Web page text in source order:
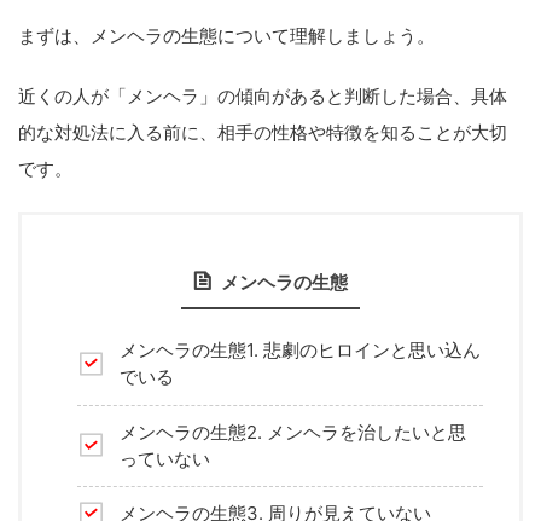
まずは、メンヘラの生態について理解しましょう。
近くの人が「メンヘラ」の傾向があると判断した場合、具体
的な対処法に入る前に、相手の性格や特徴を知ることが大切
です。
メンヘラの生態
メンヘラの生態1. 悲劇のヒロインと思い込ん
でいる
メンヘラの生態2. メンヘラを治したいと思
っていない
メンヘラの生態3. 周りが見えていない